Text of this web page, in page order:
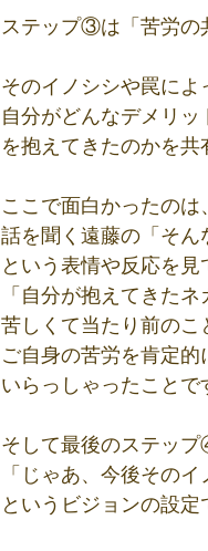
ステップ③は「苦労の
そのイノシシや罠によ
自分がどんなデメリッ
を抱えてきたのかを共
ここで面白かったのは、
話を聞く遠藤の「そん
という表情や反応を見
「自分が抱えてきたネ
苦しくて当たり前のこ
ご自身の苦労を肯定
いらっしゃったことで
そして最後のステップ
「じゃあ、今後その
というビジョンの設定